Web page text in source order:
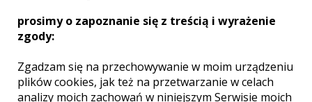
prosimy o zapoznanie się z treścią i wyrażenie
zgody:
Zgadzam się na przechowywanie w moim urządzeniu
plików cookies, jak też na przetwarzanie w celach
analizy moich zachowań w niniejszym Serwisie moich